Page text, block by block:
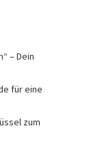
– Dein
für eine
zum